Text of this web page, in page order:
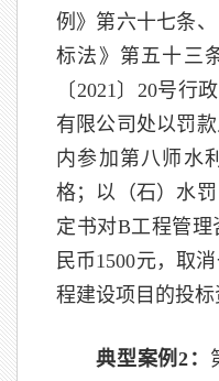
例》第六十七条
标法》第五十三
〔2021〕20号行
有限公司处以罚
内参加第八师水
格；以（石）水
定书对B工程管
民币1500元，取
程建设项目的投标
典型案例2：